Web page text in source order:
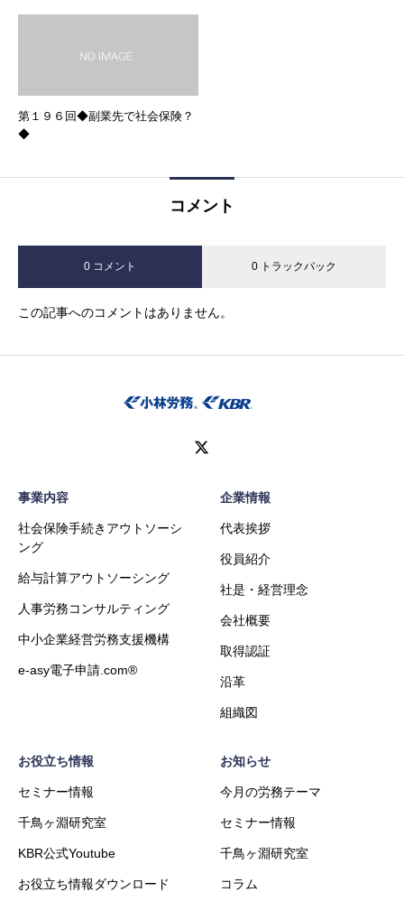
第１９６回◆副業先で社会保険？
◆
コメント
0 コメント 0 トラックバック
この記事へのコメントはありません。
事業内容
社会保険手続きアウトソーシ
ング
給与計算アウトソーシング
人事労務コンサルティング
中小企業経営労務支援機構
e-asy電子申請.com®
企業情報
代表挨拶
役員紹介
社是・経営理念
会社概要
取得認証
沿革
組織図
お役立ち情報
セミナー情報
千鳥ヶ淵研究室
KBR公式Youtube
お役立ち情報ダウンロード
お知らせ
今月の労務テーマ
セミナー情報
千鳥ヶ淵研究室
コラム